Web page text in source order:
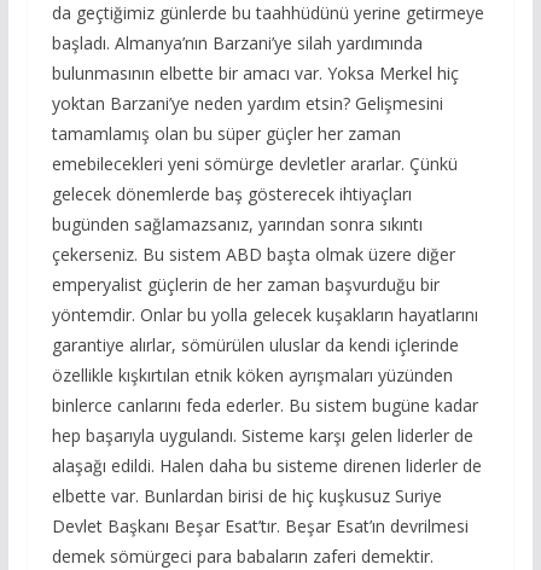
da geçtiğimiz günlerde bu taahhüdünü yerine getirmeye
başladı. Almanya’nın Barzani’ye silah yardımında
bulunmasının elbette bir amacı var. Yoksa Merkel hiç
yoktan Barzani’ye neden yardım etsin? Gelişmesini
tamamlamış olan bu süper güçler her zaman
emebilecekleri yeni sömürge devletler ararlar. Çünkü
gelecek dönemlerde baş gösterecek ihtiyaçları
bugünden sağlamazsanız, yarından sonra sıkıntı
çekerseniz. Bu sistem ABD başta olmak üzere diğer
emperyalist güçlerin de her zaman başvurduğu bir
yöntemdir. Onlar bu yolla gelecek kuşakların hayatlarını
garantiye alırlar, sömürülen uluslar da kendi içlerinde
özellikle kışkırtılan etnik köken ayrışmaları yüzünden
binlerce canlarını feda ederler. Bu sistem bugüne kadar
hep başarıyla uygulandı. Sisteme karşı gelen liderler de
alaşağı edildi. Halen daha bu sisteme direnen liderler de
elbette var. Bunlardan birisi de hiç kuşkusuz Suriye
Devlet Başkanı Beşar Esat’tır. Beşar Esat’ın devrilmesi
demek sömürgeci para babaların zaferi demektir.